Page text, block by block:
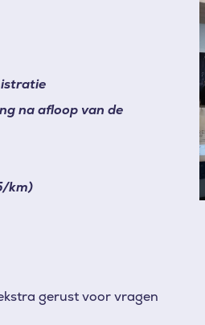
na afloop van de
km)
gerust voor vragen